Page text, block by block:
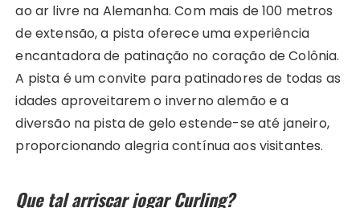
ao ar livre na Alemanha. Com mais de 100 metros
de extensão, a pista oferece uma experiência
encantadora de patinação no coração de Colônia.
A pista é um convite para patinadores de todas as
idades aproveitarem o inverno alemão e a
diversão na pista de gelo estende-se até janeiro,
proporcionando alegria contínua aos visitantes.
Que tal arriscar jogar Curling?